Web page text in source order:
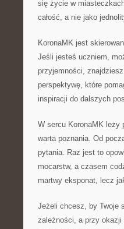
się życie w
całość, a nie jako
KoronaMK jest
Jeśli jesteś uczniem,
przyjemności,
perspektywę, które
inspiracji do dalszych
W sercu KoronaMK leży
warta poznania. Od
pytania. Raz jest to
mocarstw, a czasem
martwy eksponat, lecz
Jeżeli chcesz, by Twoje
zależności, a przy okazji